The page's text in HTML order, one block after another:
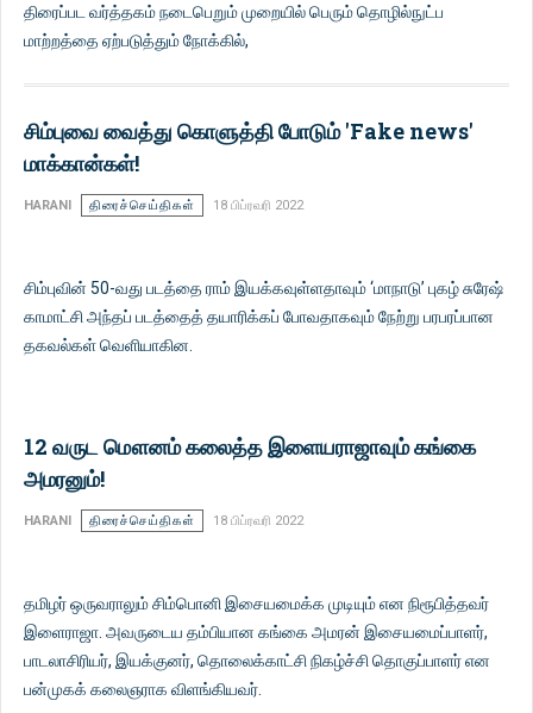
திரைப்பட வர்த்தகம் நடைபெறும் முறையில் பெரும் தொழில்நுட்ப
மாற்றத்தை ஏற்படுத்தும் நோக்கில்,
சிம்புவை வைத்து கொளுத்தி போடும் 'Fake news'
மாக்கான்கள்!
HARANI திரைச்செய்திகள் 18 பிப்ரவரி 2022
சிம்புவின் 50-வது படத்தை ராம் இயக்கவுள்ளதாவும் ‘மாநாடு’ புகழ் சுரேஷ்
காமாட்சி அந்தப் படத்தைத் தயாரிக்கப் போவதாகவும் நேற்று பரபரப்பான
தகவல்கள் வெளியாகின.
12 வருட மௌனம் கலைத்த இளையராஜாவும் கங்கை
அமரனும்!
HARANI திரைச்செய்திகள் 18 பிப்ரவரி 2022
தமிழர் ஒருவராலும் சிம்பொனி இசையமைக்க முடியும் என நிரூபித்தவர்
இளைராஜா. அவருடைய தம்பியான கங்கை அமரன் இசையமைப்பாளர்,
பாடலாசிரியர், இயக்குனர், தொலைக்காட்சி நிகழ்ச்சி தொகுப்பாளர் என
பன்முகக் கலைஞராக விளங்கியவர்.